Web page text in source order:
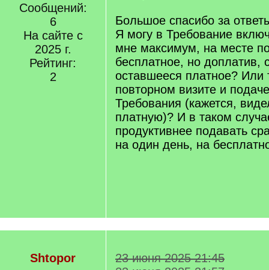
Сообщений:
6
На сайте с
2025 г.
Рейтинг:
2
Большое спасибо за
Я могу в Требование
мне максимум, на месте
бесплатное, но доплатив,
оставшееся платное? Или
повторном визите и
Требования (кажется,
платную)? И в таком
продуктивнее подавать
на один день, на
Shtopor
23 июня 2025 21:45